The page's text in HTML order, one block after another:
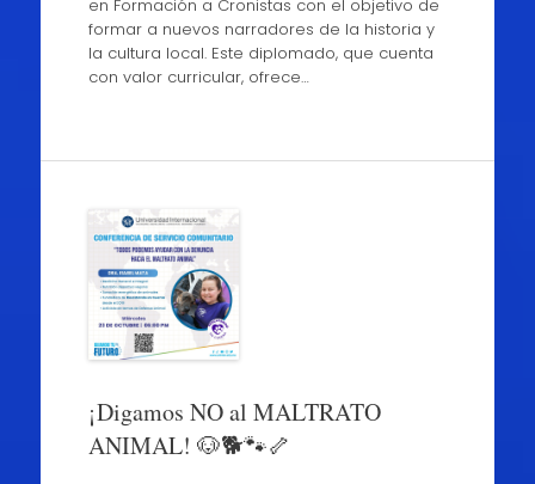
en Formación a Cronistas con el objetivo de
formar a nuevos narradores de la historia y
la cultura local. Este diplomado, que cuenta
con valor curricular, ofrece…
¡Digamos NO al MALTRATO
ANIMAL! 🐶🐕🐾🦴